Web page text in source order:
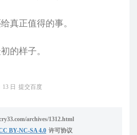
真正值得的事。
的样子。
日 提交百度
archives/1312.html
BY-NC-SA 4.0 许可协议